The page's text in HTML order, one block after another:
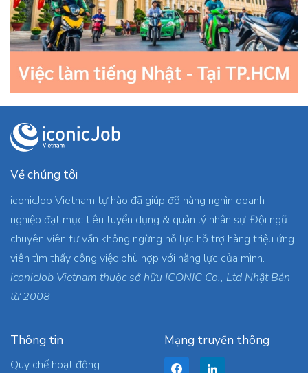
Về chúng tôi
iconicJob Vietnam tự hào đã giúp đỡ hàng nghìn doanh
nghiệp đạt mục tiêu tuyển dụng & quản lý nhân sự. Đội ngũ
chuyên viên tư vấn không ngừng nỗ lực hỗ trợ hàng triệu ứng
viên tìm thấy công việc phù hợp với năng lực của mình.
iconicJob Vietnam thuộc sở hữu ICONIC Co., Ltd Nhật Bản -
từ 2008
Thông tin
Quy chế hoạt động
Mạng truyền thông